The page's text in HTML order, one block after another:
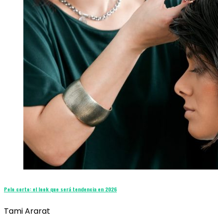
Pelo corto: el look que será tendencia en 2026
Tami Ararat